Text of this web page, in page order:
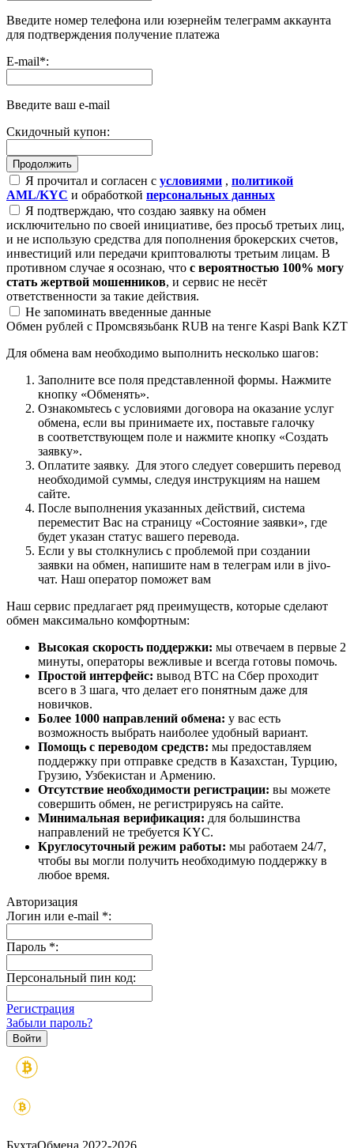
Введите номер телефона или юзернейм телеграмм аккаунта
для подтверждения получение платежа
E-mail*:
Введите ваш e-mail
Скидочный купон:
Я прочитал и согласен с условиями , политикой
AML/KYC и обработкой персональных данных
Я подтверждаю, что создаю заявку на обмен
исключительно по своей инициативе, без просьб третьих лиц,
и не использую средства для пополнения брокерских счетов,
инвестиций или передачи криптовалюты третьим лицам. В
противном случае я осознаю, что с вероятностью 100% могу
стать жертвой мошенников, и сервис не несёт
ответственности за такие действия.
Не запоминать введенные данные
Обмен рублей с Промсвязьбанк RUB на тенге Kaspi Bank KZT
Для обмена вам необходимо выполнить несколько шагов:
Заполните все поля представленной формы. Нажмите
кнопку «Обменять».
Ознакомьтесь с условиями договора на оказание услуг
обмена, если вы принимаете их, поставьте галочку
в соответствующем поле и нажмите кнопку «Создать
заявку».
Оплатите заявку. Для этого следует совершить перевод
необходимой суммы, следуя инструкциям на нашем
сайте.
После выполнения указанных действий, система
переместит Вас на страницу «Состояние заявки», где
будет указан статус вашего перевода.
Если у вы столкнулись с проблемой при создании
заявки на обмен, напишите нам в телеграм или в jivo-
чат. Наш оператор поможет вам
Наш сервис предлагает ряд преимуществ, которые сделают
обмен максимально комфортным:
Высокая скорость поддержки: мы отвечаем в первые 2
минуты, операторы вежливые и всегда готовы помочь.
Простой интерфейс: вывод BTC на Сбер проходит
всего в 3 шага, что делает его понятным даже для
новичков.
Более 1000 направлений обмена: у вас есть
возможность выбрать наиболее удобный вариант.
Помощь с переводом средств: мы предоставляем
поддержку при отправке средств в Казахстан, Турцию,
Грузию, Узбекистан и Армению.
Отсутствие необходимости регистрации: вы можете
совершить обмен, не регистрируясь на сайте.
Минимальная верификация: для большинства
направлений не требуется KYC.
Круглосуточный режим работы: мы работаем 24/7,
чтобы вы могли получить необходимую поддержку в
любое время.
Авторизация
Логин или e-mail *:
Пароль *:
Персональный пин код:
Регистрация
Забыли пароль?
БухтаОбмена 2022-2026